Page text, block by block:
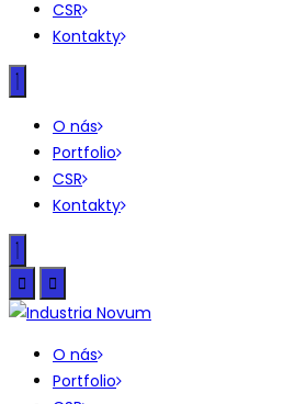
CSR
Kontakty
O nás
Portfolio
CSR
Kontakty
O nás
Portfolio